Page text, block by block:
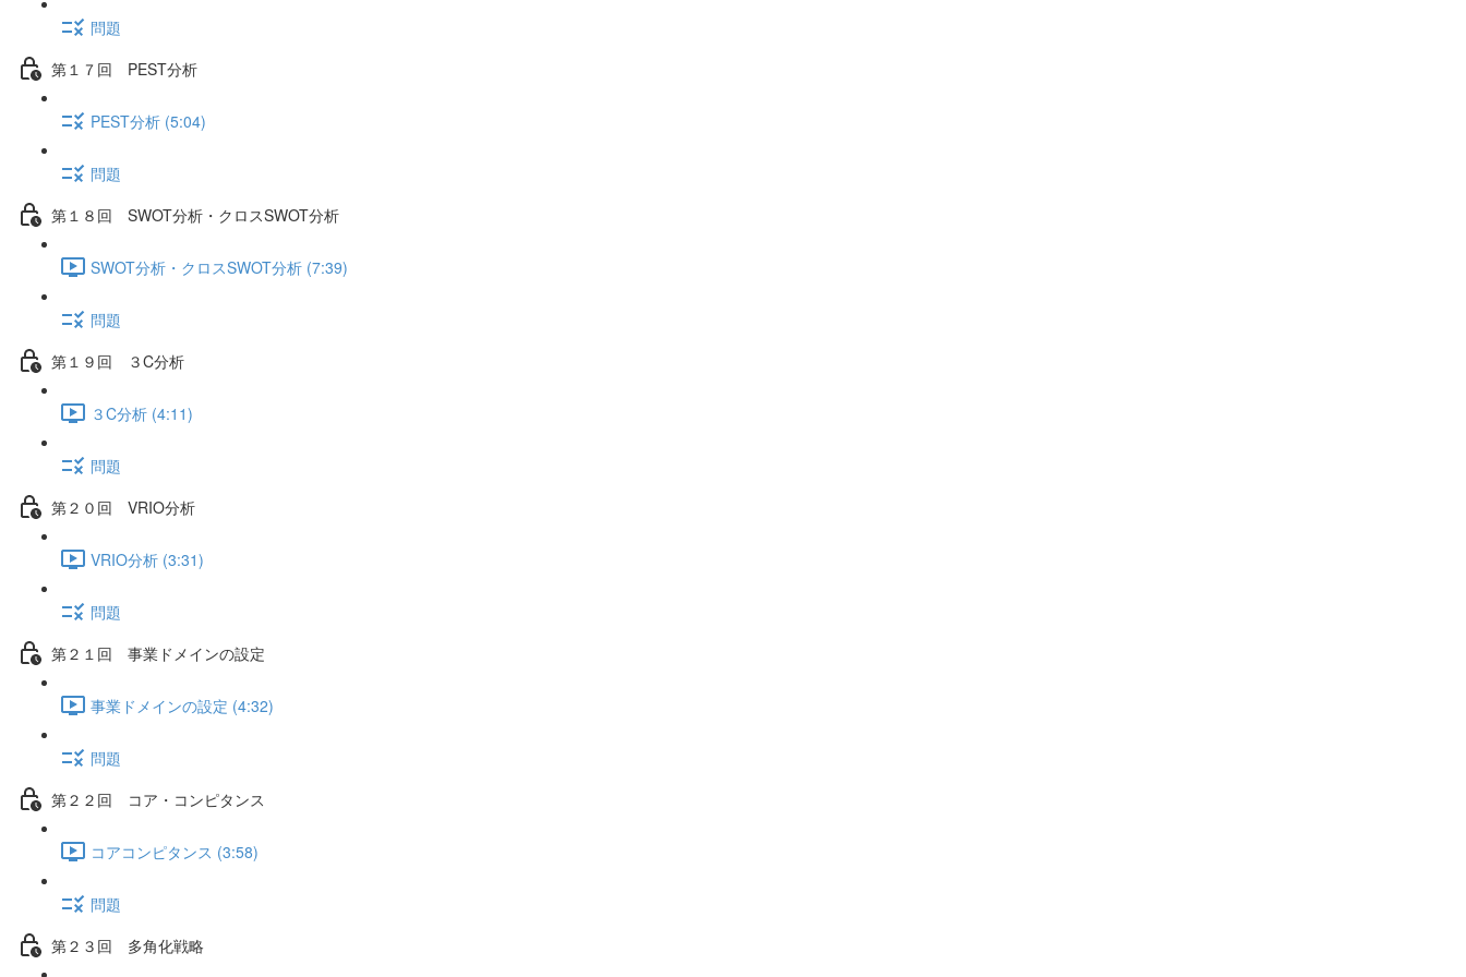
問題
第１７回 PEST分析
PEST分析 (5:04)
問題
第１８回 SWOT分析・クロスSWOT分析
SWOT分析・クロスSWOT分析 (7:39)
問題
第１９回 ３C分析
３C分析 (4:11)
問題
第２０回 VRIO分析
VRIO分析 (3:31)
問題
第２１回 事業ドメインの設定
事業ドメインの設定 (4:32)
問題
第２２回 コア・コンピタンス
コアコンピタンス (3:58)
問題
第２３回 多角化戦略